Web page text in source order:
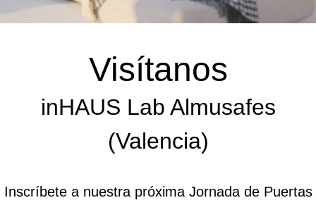
Visítanos
inHAUS Lab Almusafes
(Valencia)
Inscríbete a nuestra próxima Jornada de Puertas